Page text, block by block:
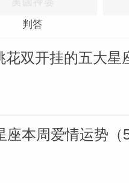
判答
花双开挂的五大星
座本周爱情运势（